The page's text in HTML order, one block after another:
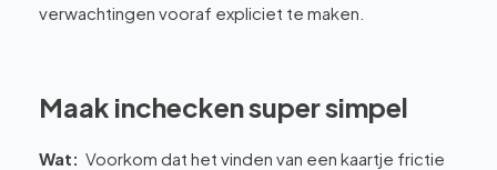
verwachtingen vooraf expliciet te maken.
Maak inchecken super simpel
Wat: Voorkom dat het vinden van een kaartje frictie